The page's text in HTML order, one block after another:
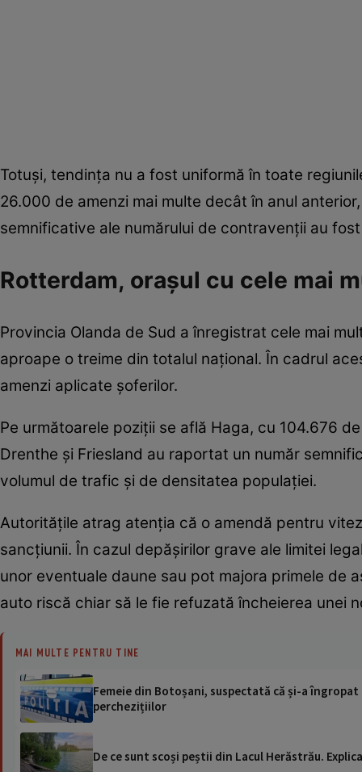
Totuși, tendința nu a fost uniformă în toate
26.000 de amenzi mai multe decât în anul
semnificative ale numărului de contravenții au
Rotterdam, orașul cu cele mai
Provincia Olanda de Sud a înregistrat cele mai
aproape o treime din totalul național. În cadrul
amenzi aplicate șoferilor.
Pe următoarele poziții se află Haga, cu 104.676
Drenthe și Friesland au raportat un număr
volumul de trafic și de densitatea populației.
Autoritățile atrag atenția că o amendă pentru
sancțiunii. În cazul depășirilor grave ale limitei
unor eventuale daune sau pot majora primele de
auto riscă chiar să le fie refuzată încheierea unei
MAI MULTE PENTRU TINE
Femeie din Botoșani, suspectată că și-a
perchezițiilor
De ce sunt scoși peștii din Lacul Herăstrău.